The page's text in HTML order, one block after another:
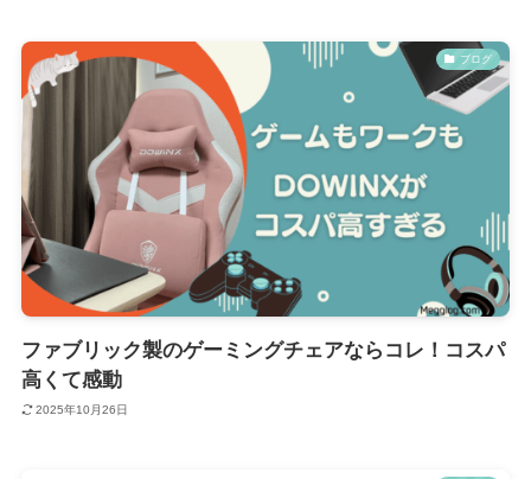
ブログ
ファブリック製のゲーミングチェアならコレ！コスパ
高くて感動
2025年10月26日